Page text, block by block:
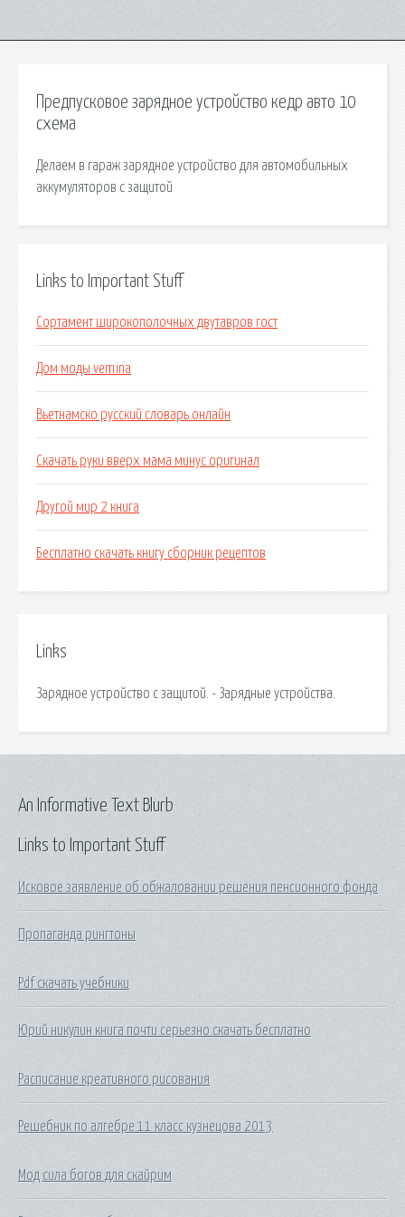
Предпусковое зарядное устройство кедр авто 10
схема
Делаем в гараж зарядное устройство для автомобильных
аккумуляторов с защитой
Links to Important Stuff
Сортамент широкополочных двутавров гост
Дом моды vemina
Вьетнамско русский словарь онлайн
Скачать руки вверх мама минус оригинал
Другой мир 2 книга
Бесплатно скачать книгу сборник рецептов
Links
Зарядное устройство с защитой. - Зарядные устройства.
Links to Important Stuff
Исковое заявление об обжаловании решения пенсионного фонда
Пропаганда рингтоны
Pdf скачать учебники
Юрий никулин книга почти серьезно скачать бесплатно
Расписание креативного рисования
Решебник по алгебре 11 класс кузнецова 2013
Мод сила богов для скайрим
An Informative Text Blurb